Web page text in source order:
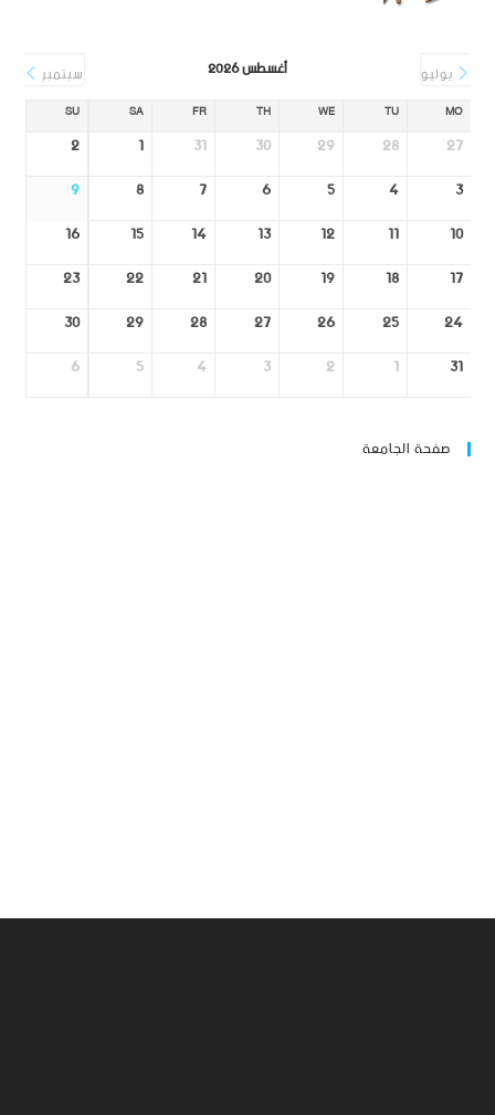
يوليو أغسطس 2026 سبتمبر
MO
TU
WE
TH
FR
SA
SU
27
28
29
30
31
1
2
3
4
5
6
7
8
9
10
11
12
13
14
15
16
17
18
19
20
21
22
23
24
25
26
27
28
29
30
31
1
2
3
4
5
6
صفحة الجامعة